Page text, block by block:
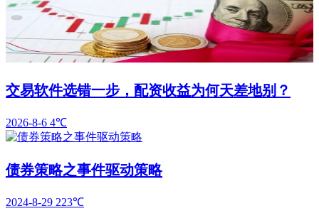
交易软件选错一步，配资收益为何天差地别？
2026-8-6 4℃
债券策略之事件驱动策略
2024-8-29 223℃